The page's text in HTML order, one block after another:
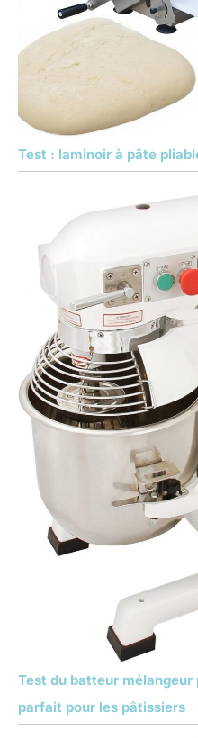
Test : laminoir à pâte
Test du batteur mélangeur
parfait pour les pâtissiers